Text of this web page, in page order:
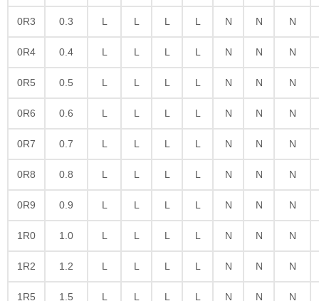
0R3 0.3 L L L L N N N
0R4 0.4 L L L L N N N
0R5 0.5 L L L L N N N
0R6 0.6 L L L L N N N
0R7 0.7 L L L L N N N
0R8 0.8 L L L L N N N
0R9 0.9 L L L L N N N
1R0 1.0 L L L L N N N
1R2 1.2 L L L L N N N
1R5 1.5 L L L L N N N